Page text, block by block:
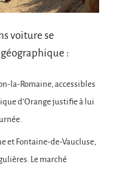
voiture se
:
la-Romaine, accessibles
d’Orange justifie à lui
et Fontaine-de-Vaucluse,
Le marché